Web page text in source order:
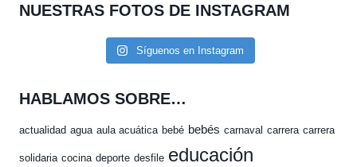
NUESTRAS FOTOS DE INSTAGRAM
Síguenos en Instagram
HABLAMOS SOBRE…
actualidad agua aula acuática bebé bebés carnaval carrera carrera
solidaria cocina deporte desfile educación